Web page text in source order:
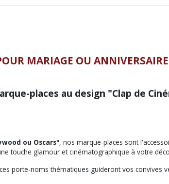
MARIAGE OU
places au design "Clap de
ou Oscars", nos marque-places sont
touche glamour et cinématographique à votre
porte-noms thématiques guideront vos convives